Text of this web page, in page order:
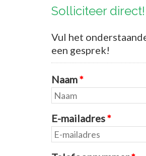
Solliciteer direct!